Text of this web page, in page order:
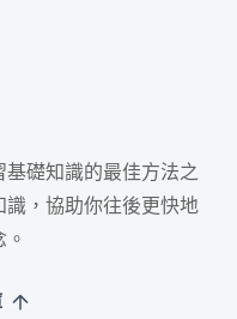
礎知識的最佳方法之
，協助你往後更快地